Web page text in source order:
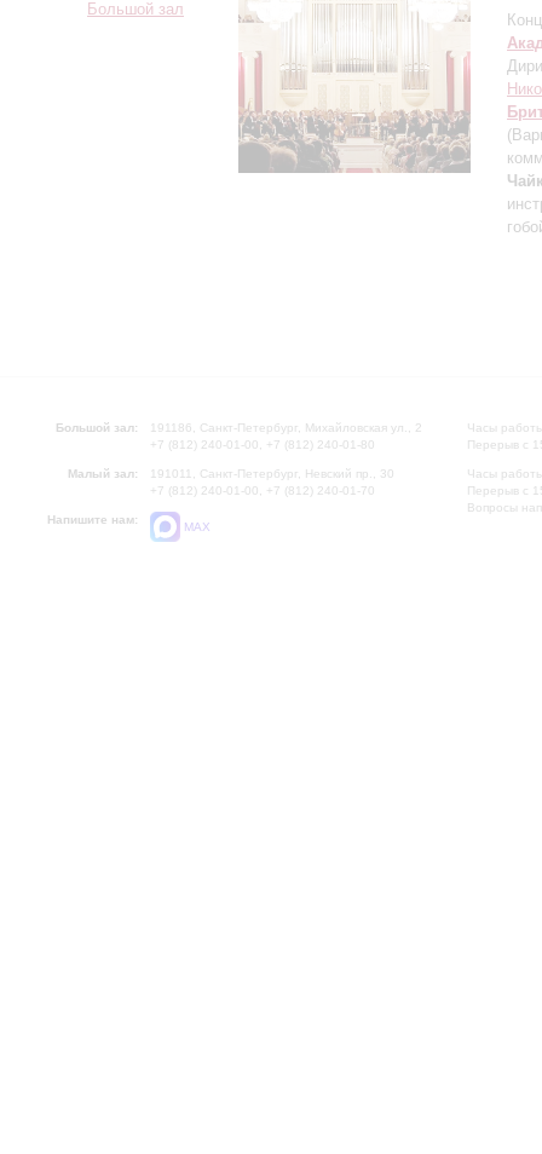
Большой зал
Большой зал:
191186, Санкт-Петербург, Михайловская ул., 2
+7 (812) 240-01-00, +7 (812) 240-01-80
Малый зал:
191011, Санкт-Петербург, Невский пр., 30
+7 (812) 240-01-00, +7 (812) 240-01-70
Напишите нам:
MAX
Часы
Перерыв с
Часы
Перерыв с
Вопросы